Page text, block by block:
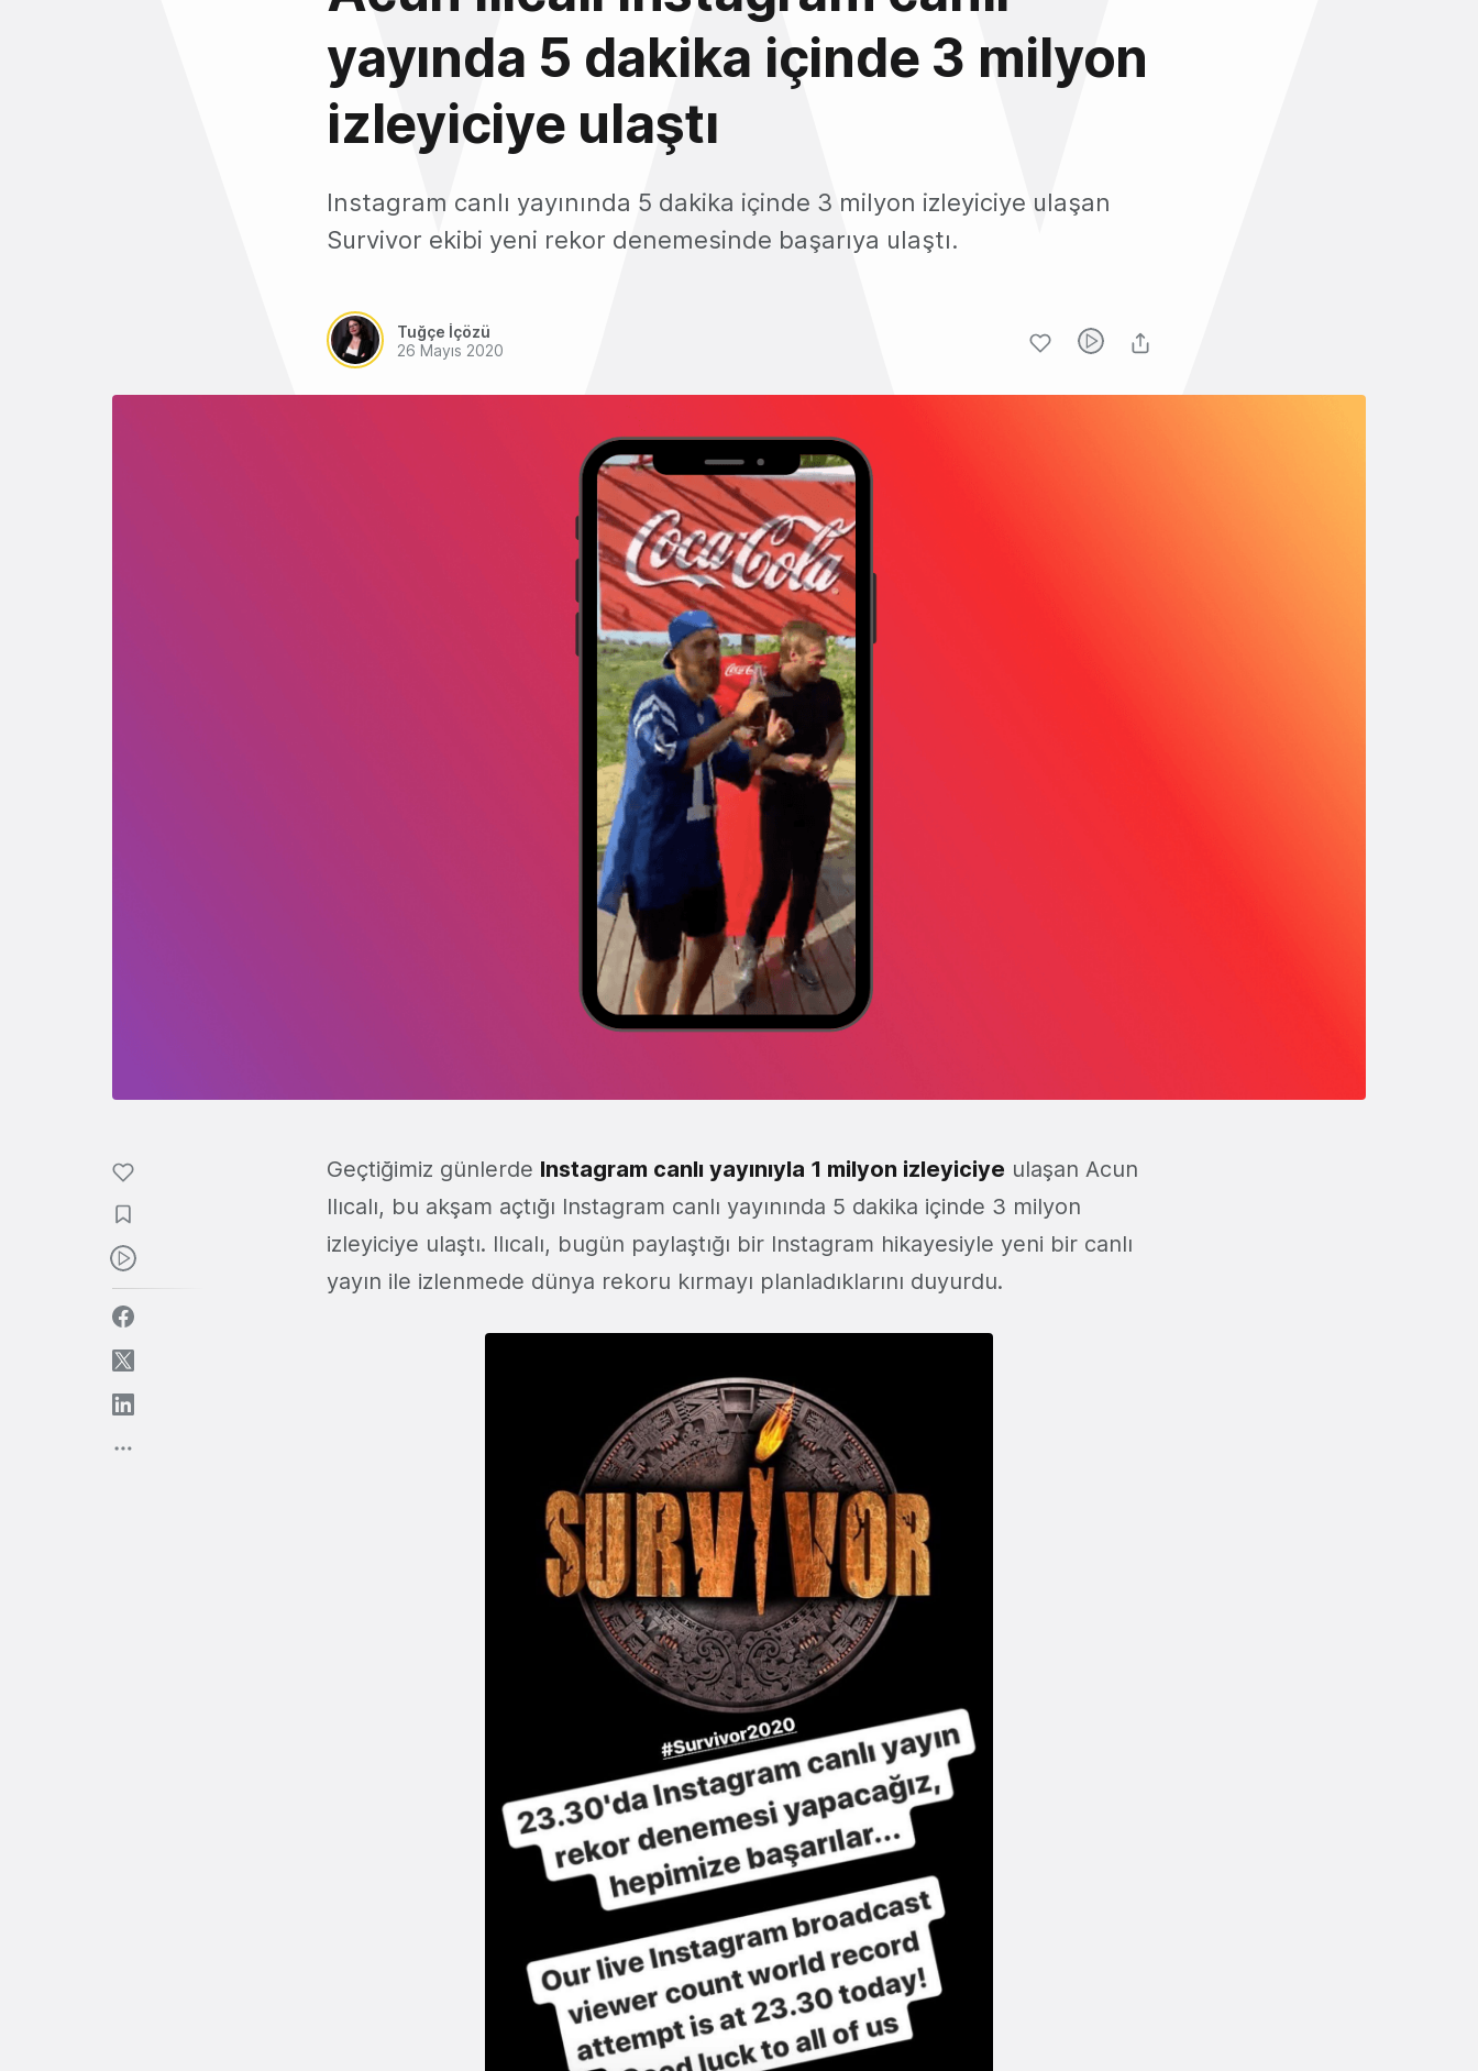
yayında 5 dakika içinde 3 milyon
izleyiciye ulaştı
Instagram canlı yayınında 5 dakika içinde 3 milyon izleyiciye ulaşan
Survivor ekibi yeni rekor denemesinde başarıya ulaştı.
Tuğçe İçözü
26 Mayıs 2020
Geçtiğimiz günlerde Instagram canlı yayınıyla 1 milyon izleyiciye ulaşan Acun
Ilıcalı, bu akşam açtığı Instagram canlı yayınında 5 dakika içinde 3 milyon
izleyiciye ulaştı. Ilıcalı, bugün paylaştığı bir Instagram hikayesiyle yeni bir canlı
yayın ile izlenmede dünya rekoru kırmayı planladıklarını duyurdu.